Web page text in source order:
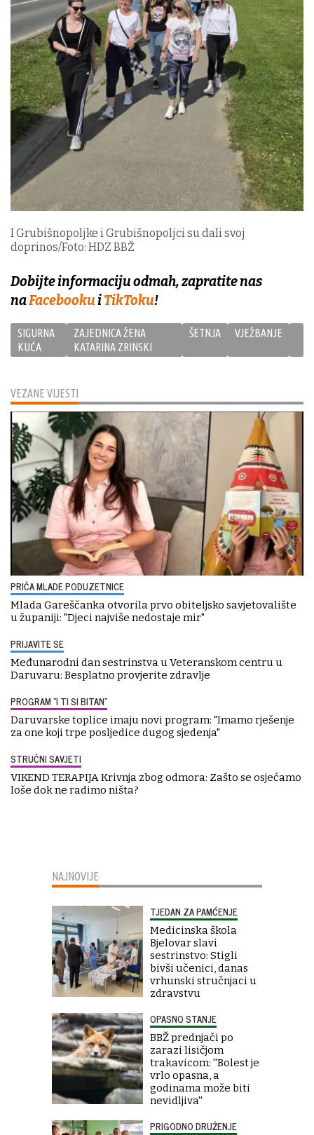
VEZANE VIJESTI
PRIČA MLADE PODUZETNICE
Mlada Gareščanka otvorila prvo obiteljsko savjetovalište
u županiji: "Djeci najviše nedostaje mir"
PRIJAVITE SE
Međunarodni dan sestrinstva u Veteranskom centru u
Daruvaru: Besplatno provjerite zdravlje
PROGRAM "I TI SI BITAN"
Daruvarske toplice imaju novi program: "Imamo rješenje
za one koji trpe posljedice dugog sjedenja"
STRUČNI SAVJETI
VIKEND TERAPIJA Krivnja zbog odmora: Zašto se osjećamo
loše dok ne radimo ništa?
I Grubišnopoljke i Grubišnopoljci su dali svoj
doprinos/Foto: HDZ BBŽ
Dobijte informaciju odmah, zapratite nas
naFacebookuiTikToku!
SIGURNA
KUĆA
ZAJEDNICA ŽENA
KATARINA ZRINSKI
ŠETNJA VJEŽBANJE
NAJNOVIJE
TJEDAN ZA PAMĆENJE
Medicinska škola
Bjelovar slavi
sestrinstvo: Stigli
bivši učenici, danas
vrhunski stručnjaci u
zdravstvu
OPASNO STANJE
BBŽ prednjači po
zarazi lisičjom
trakavicom: ''Bolest je
vrlo opasna, a
godinama može biti
nevidljiva''
PRIGODNO DRUŽENJE